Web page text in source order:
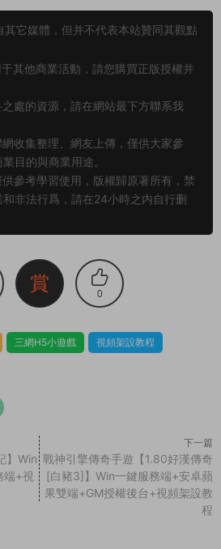
其它媒體，但并不代表本站贊同其觀點
其他商業活動，請您購買正版授權并
處的資源，請在網站最下方聯系我
收集整理、網友上傳，僅供大家參
目的與商業用途。
參考學習使用，版權歸原著所有，禁
非法行爲，請在24小時之内自行删
賞 0
三網H5小遊戲
視頻架設教程
】Win
端+視
下一篇
戰神引擎傳奇手遊【1.80好漢傳奇
[白豬3]】Win一鍵服務端+安卓蘋
果雙端+GM授權後台+視頻架設教
程